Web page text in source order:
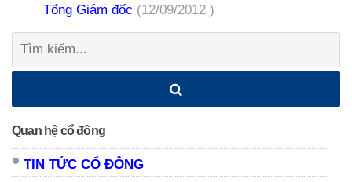
Tổng Giám đốc (12/09/2012 )
Tìm
Quan hệ cổ đông
TIN TỨC CỔ ĐÔNG